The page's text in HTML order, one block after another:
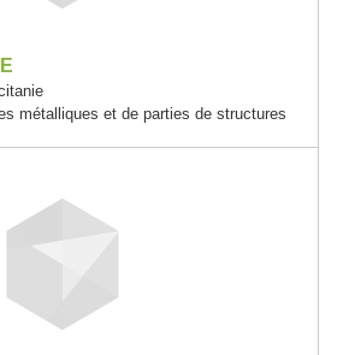
métalliques et de parties de structures